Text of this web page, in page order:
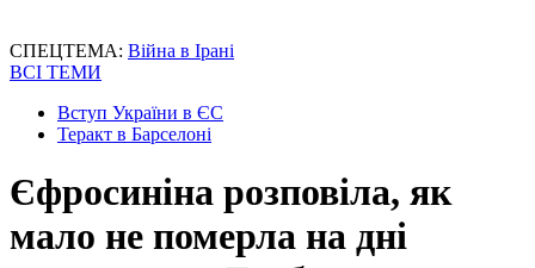
СПЕЦТЕМА: Війна в Ірані
ВСІ ТЕМИ
Вступ України в ЄС
Теракт в Барселоні
Єфросиніна розповіла, як
мало не померла на дні